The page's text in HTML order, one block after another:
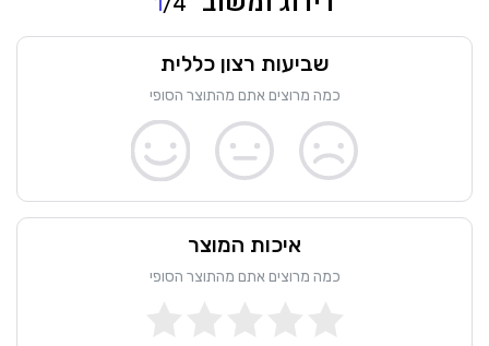
שביעות רצון כללית
כמה מרוצים אתם מהתוצר הסופי
איכות המוצר
כמה מרוצים אתם מהתוצר הסופי